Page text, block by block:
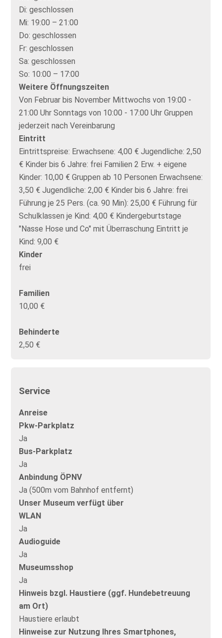
Di: geschlossen
Mi: 19:00 – 21:00
Do: geschlossen
Fr: geschlossen
Sa: geschlossen
So: 10:00 – 17:00
Weitere Öffnungszeiten
Von Februar bis November Mittwochs von 19:00 -
21:00 Uhr Sonntags von 10:00 - 17:00 Uhr Gruppen
jederzeit nach Vereinbarung
Eintritt
Eintrittspreise: Erwachsene: 4,00 € Jugendliche: 2,50
€ Kinder bis 6 Jahre: frei Familien 2 Erw. + eigene
Kinder: 10,00 € Gruppen ab 10 Personen Erwachsene:
3,50 € Jugendliche: 2,00 € Kinder bis 6 Jahre: frei
Führung je 25 Pers. (ca. 90 Min): 25,00 € Führung für
Schulklassen je Kind: 4,00 € Kindergeburtstage
"Nasse Hose und Co" mit Überraschung Eintritt je
Kind: 9,00 €
Kinder
frei
Familien
10,00 €
Behinderte
2,50 €
Service
Anreise
Pkw-Parkplatz
Ja
Bus-Parkplatz
Ja
Anbindung ÖPNV
Ja (500m vom Bahnhof entfernt)
Unser Museum verfügt über
WLAN
Ja
Audioguide
Ja
Museumsshop
Ja
Hinweis bzgl. Haustiere (ggf. Hundebetreuung
am Ort)
Haustiere erlaubt
Hinweise zur Nutzung Ihres Smartphones,